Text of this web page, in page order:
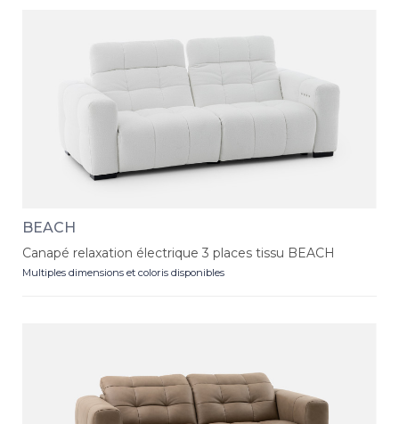
BEACH
Canapé relaxation électrique 3 places tissu BEACH
Multiples dimensions et coloris disponibles